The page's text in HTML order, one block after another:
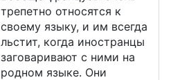
трепетно относятся к
своему языку, и им всегда
льстит, когда иностранцы
заговаривают с ними на
родном языке. Они